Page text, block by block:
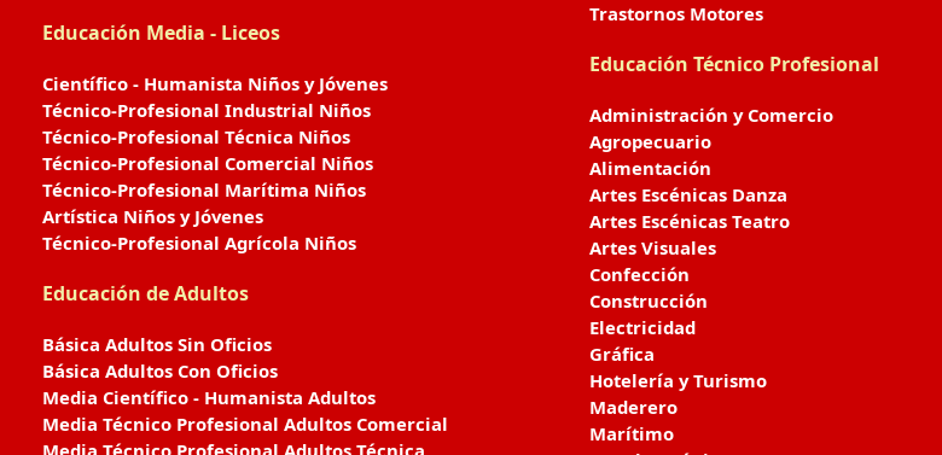
Educación Media - Liceos
Científico - Humanista Niños y Jóvenes
Técnico-Profesional Industrial Niños
Técnico-Profesional Técnica Niños
Técnico-Profesional Comercial Niños
Técnico-Profesional Marítima Niños
Artística Niños y Jóvenes
Técnico-Profesional Agrícola Niños
Educación de Adultos
Básica Adultos Sin Oficios
Básica Adultos Con Oficios
Media Científico - Humanista Adultos
Media Técnico Profesional Adultos Comercial
Media Técnico Profesional Adultos Técnica
Trastornos Motores
Educación Técnico Profesional
Administración y Comercio
Agropecuario
Alimentación
Artes Escénicas Danza
Artes Escénicas Teatro
Artes Visuales
Confección
Construcción
Electricidad
Gráfica
Hotelería y Turismo
Maderero
Marítimo